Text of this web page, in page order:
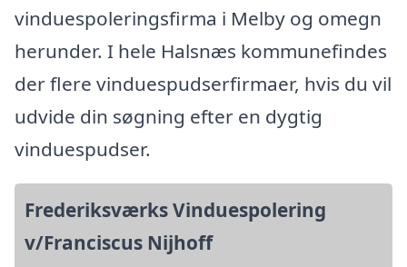
vinduespoleringsfirma i Melby og omegn
herunder. I hele Halsnæs kommunefindes
der flere vinduespudserfirmaer, hvis du vil
udvide din søgning efter en dygtig
vinduespudser.
Frederiksværks Vinduespolering
v/Franciscus Nijhoff